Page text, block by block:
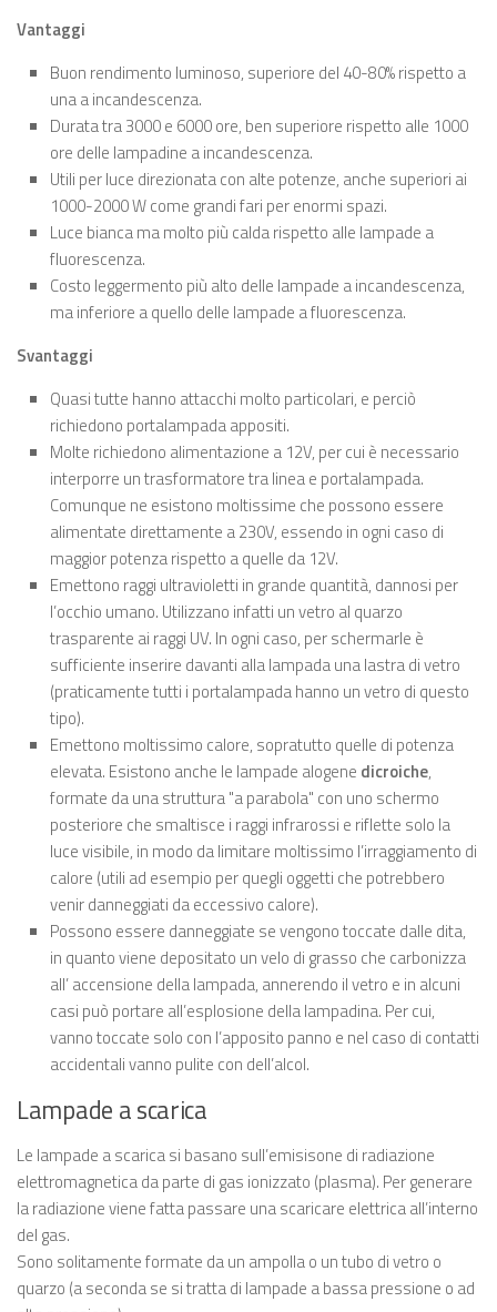
Vantaggi
Buon rendimento luminoso, superiore del 40-80% rispetto a
una a incandescenza.
Durata tra 3000 e 6000 ore, ben superiore rispetto alle 1000
ore delle lampadine a incandescenza.
Utili per luce direzionata con alte potenze, anche superiori ai
1000-2000 W come grandi fari per enormi spazi.
Luce bianca ma molto più calda rispetto alle lampade a
fluorescenza.
Costo leggermento più alto delle lampade a incandescenza,
ma inferiore a quello delle lampade a fluorescenza.
Svantaggi
Quasi tutte hanno attacchi molto particolari, e perciò
richiedono portalampada appositi.
Molte richiedono alimentazione a 12V, per cui è necessario
interporre un trasformatore tra linea e portalampada.
Comunque ne esistono moltissime che possono essere
alimentate direttamente a 230V, essendo in ogni caso di
maggior potenza rispetto a quelle da 12V.
Emettono raggi ultravioletti in grande quantità, dannosi per
l’occhio umano. Utilizzano infatti un vetro al quarzo
trasparente ai raggi UV. In ogni caso, per schermarle è
sufficiente inserire davanti alla lampada una lastra di vetro
(praticamente tutti i portalampada hanno un vetro di questo
tipo).
Emettono moltissimo calore, sopratutto quelle di potenza
elevata. Esistono anche le lampade alogene dicroiche,
formate da una struttura "a parabola" con uno schermo
posteriore che smaltisce i raggi infrarossi e riflette solo la
luce visibile, in modo da limitare moltissimo l’irraggiamento di
calore (utili ad esempio per quegli oggetti che potrebbero
venir danneggiati da eccessivo calore).
Possono essere danneggiate se vengono toccate dalle dita,
in quanto viene depositato un velo di grasso che carbonizza
all’ accensione della lampada, annerendo il vetro e in alcuni
casi può portare all’esplosione della lampadina. Per cui,
vanno toccate solo con l’apposito panno e nel caso di contatti
accidentali vanno pulite con dell’alcol.
Lampade a scarica
Le lampade a scarica si basano sull’emisisone di radiazione
elettromagnetica da parte di gas ionizzato (plasma). Per generare
la radiazione viene fatta passare una scaricare elettrica all’interno
del gas.
Sono solitamente formate da un ampolla o un tubo di vetro o
quarzo (a seconda se si tratta di lampade a bassa pressione o ad